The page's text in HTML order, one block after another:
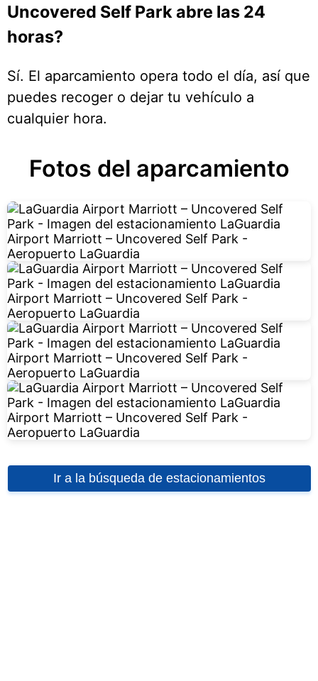
Uncovered Self Park abre las 24
horas?
Sí. El aparcamiento opera todo el día, así que
puedes recoger o dejar tu vehículo a
cualquier hora.
Fotos del aparcamiento
Ir a la búsqueda de estacionamientos